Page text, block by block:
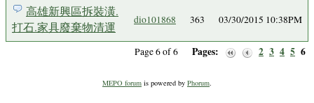
高雄新興區拆裝潢.
打石.家具廢棄物清運
dio101868 363 03/30/2015 10:38PM
Page 6 of 6 Pages: 2 3 4 5 6
MEPO forum is powered by Phorum.